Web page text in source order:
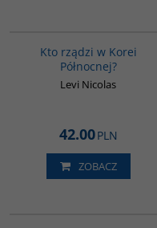
Kto rządzi w Korei
Północnej?
Levi Nicolas
42.00PLN
ZOBACZ